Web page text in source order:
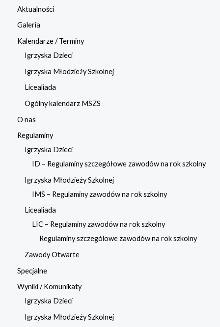
Aktualności
Galeria
Kalendarze / Terminy
Igrzyska Dzieci
Igrzyska Młodzieży Szkolnej
Licealiada
Ogólny kalendarz MSZS
O nas
Regulaminy
Igrzyska Dzieci
ID – Regulaminy szczegółowe zawodów na rok szkolny
Igrzyska Młodzieży Szkolnej
IMS – Regulaminy zawodów na rok szkolny
Licealiada
LIC – Regulaminy zawodów na rok szkolny
Regulaminy szczególowe zawodów na rok szkolny
Zawody Otwarte
Specjalne
Wyniki / Komunikaty
Igrzyska Dzieci
Igrzyska Młodzieży Szkolnej